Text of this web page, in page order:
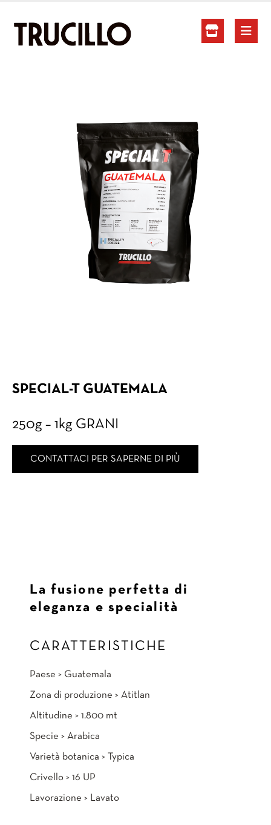
SPECIAL-T GUATEMALA
250g – 1kg GRANI
CONTATTACI PER SAPERNE DI PIÙ
La fusione perfetta di
eleganza e specialità
CARATTERISTICHE
Paese > Guatemala
Zona di produzione > Atitlan
Altitudine > 1.800 mt
Specie > Arabica
Varietà botanica > Typica
Crivello > 16 UP
Lavorazione > Lavato